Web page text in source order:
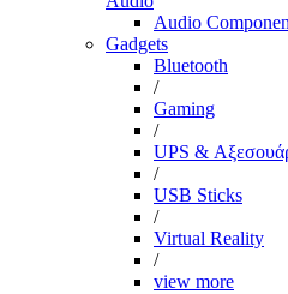
Audio
Gadgets
Bluetooth
/
Gaming
/
UPS &
/
USB Sticks
/
Virtual Reality
/
view more